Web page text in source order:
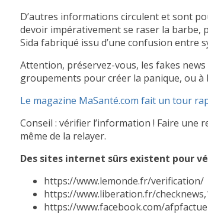
D’autres informations circulent et sont
devoir impérativement se raser la barbe,
Sida fabriqué issu d’une confusion entre
Attention, préservez-vous, les fakes
groupements pour créer la panique, ou
Le magazine MaSanté.com fait un tour
Conseil : vérifier l’information ! Faire
même de la relayer.
Des sites internet sûrs existent pour
https://www.lemonde.fr/verification/
https://www.liberation.fr/
https://www.facebook.com/